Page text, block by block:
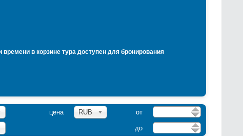
в корзине тура доступен для бронирования
цена RUB от
до